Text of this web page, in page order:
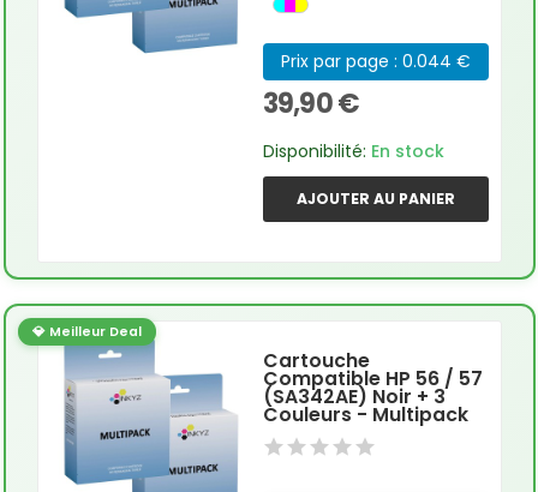
Prix par page : 0.044 €
39,90 €
Disponibilité: En stock
AJOUTER AU PANIER
💎 Meilleur Deal
Cartouche
Compatible HP 56 / 57
(SA342AE) Noir + 3
Couleurs - Multipack